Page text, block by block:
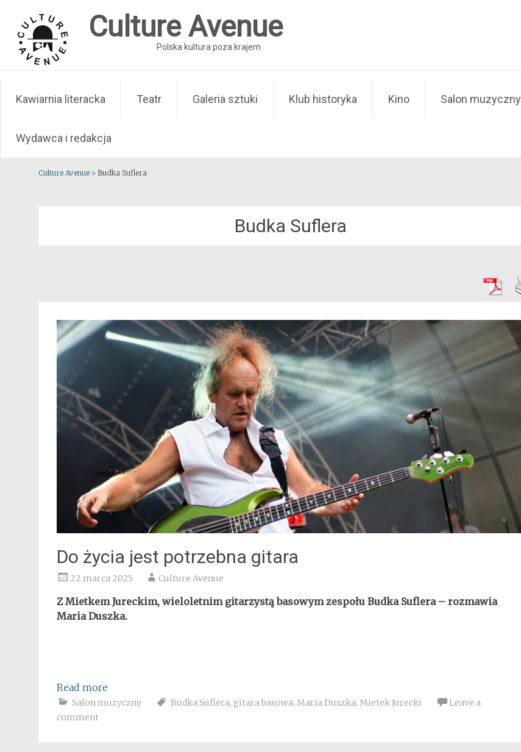
content
Culture Avenue
Polska kultura poza krajem
Kawiarnia literacka Teatr Galeria sztuki Klub historyka Kino Salon muzyczny
Wydawca i redakcja
Culture Avenue > Budka Suflera
Budka Suflera
Do życia jest potrzebna gitara
22 marca 2025 Culture Avenue
Z Mietkem Jureckim, wieloletnim gitarzystą basowym zespołu Budka Suflera – rozmawia
Maria Duszka.
Read more
Salon muzyczny Budka Suflera, gitara basowa, Maria Duszka, Mietek Jurecki
Leave a
comment